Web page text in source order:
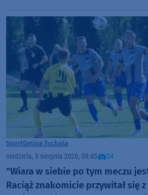
SportGmina Tuchola
niedziela, 9 sierpnia 2026, 08:45 54
"Wiara w siebie po tym meczu
Raciąż znakomicie przywitał się